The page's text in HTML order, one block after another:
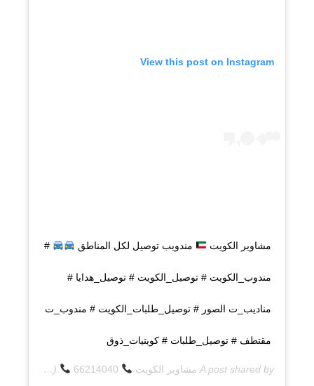
View this post on Instagram
مشاوير الكويت مندويب توصيل لكل المناطق #
مندوب_الكويت # توصيل_الكويت # توصيل_هدايا #
مناديب_ت الصور # توصيل_طلبات_الكويت # مندوب_ت
مقتطف # توصيل_طلبات # كويتيات_ذوق
A post shared by مشاوير الكويت (@q8deliverycom) on